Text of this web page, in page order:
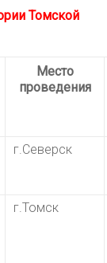
Томской
Место
проведения
г.Северск
г.Томск